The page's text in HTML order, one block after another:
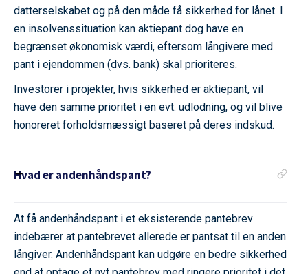
datterselskabet og på den måde få sikkerhed for lånet. I
en insolvenssituation kan aktiepant dog have en
begrænset økonomisk værdi, eftersom långivere med
pant i ejendommen (dvs. bank) skal prioriteres.
Investorer i projekter, hvis sikkerhed er aktiepant, vil
have den samme prioritet i en evt. udlodning, og vil blive
honoreret forholdsmæssigt baseret på deres indskud.
Hvad er andenhåndspant?
At få andenhåndspant i et eksisterende pantebrev
indebærer at pantebrevet allerede er pantsat til en anden
långiver. Andenhåndspant kan udgøre en bedre sikkerhed